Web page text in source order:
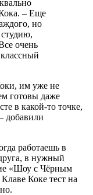
– Еще
но
очень
им уже не
готовы даже
в какой-то точке,
добавили
работаешь в
в нужный
«Шоу с Чёрным
Коке тест на